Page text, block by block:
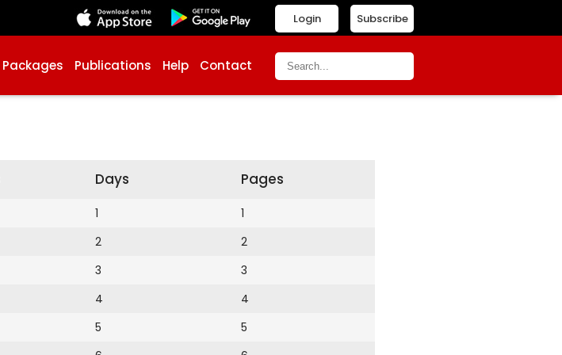
Subscribe
Login
Packages Publications Help Contact
Days
1
2
3
4
5
Pages
1
2
3
4
5